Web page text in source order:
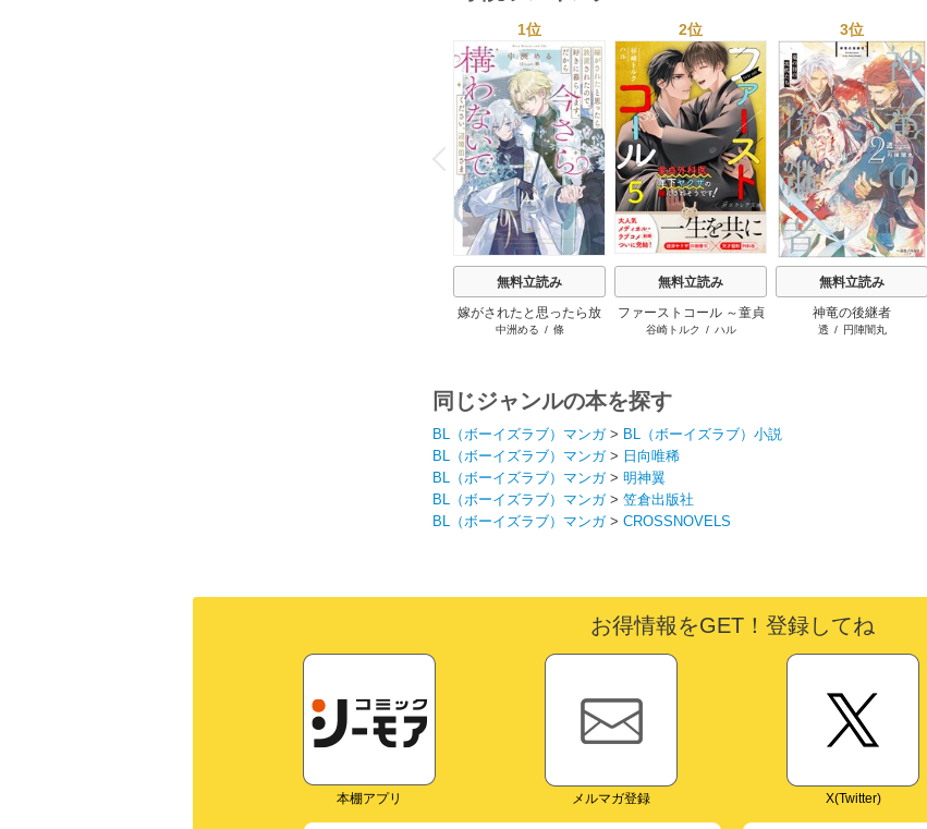
P
r
e
v
i
o
u
s
1位
無料立読み
嫁がされたと思ったら放
置されたので、好きに暮
境伯さま
中洲める / 條
2位
無料立読み
ファーストコール ～童貞
外科医、年下ヤクザの嫁
谷崎トルク / ハル
3位
無料立読み
神竜の後継者
透 / 円陣闇丸
同じジャンルの本を探す
BL（ボーイズラブ）マンガ> BL（ボーイズラブ）小説
BL（ボーイズラブ）マンガ> 日向唯稀
BL（ボーイズラブ）マンガ> 明神翼
BL（ボーイズラブ）マンガ> 笠倉出版社
BL（ボーイズラブ）マンガ> CROSSNOVELS
お得情報をGET！登録してね
本棚アプリ メルマガ登録 X(Twitter)